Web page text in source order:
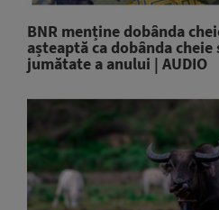
BNR menține dobânda
așteaptă ca dobânda
jumătate a anului | AUDIO